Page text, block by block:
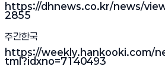
https://dhnews.co.kr/news/
2855
(새 창 열림)
주간한국
https://weekly.hankooki.com/
tml?idxno=7140493
(새 창 열림)